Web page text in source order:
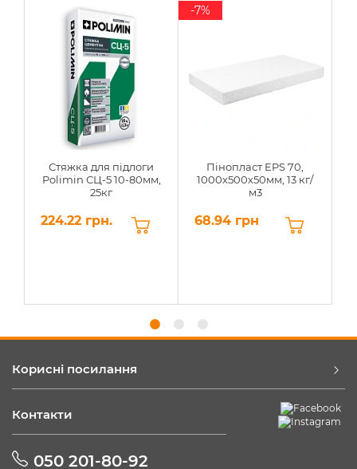
Стяжка для підлоги
Polimin СЦ-5 10-80мм,
25кг
224.22 грн.
Пінопласт EPS 70,
1000х500х50мм, 13 кг/
м3
68.94 грн
-7%
Корисні посилання
Контакти
050 201-80-92